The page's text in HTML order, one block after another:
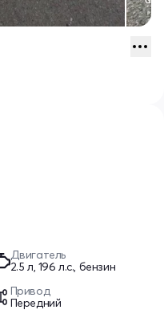
Двигатель
2.5 л, 196 л.с., бензин
Привод
Передний